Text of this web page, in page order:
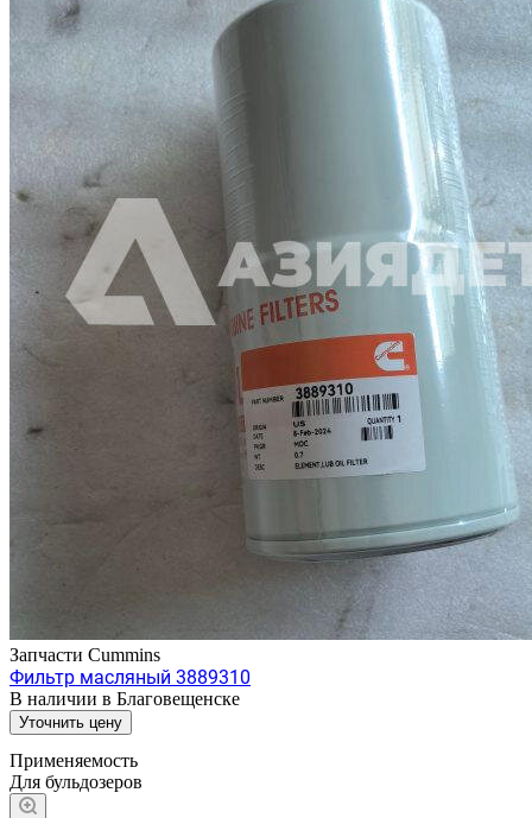
Запчасти Cummins
Фильтр масляный 3889310
В наличии в Благовещенске
Уточнить цену
Применяемость
Для бульдозеров